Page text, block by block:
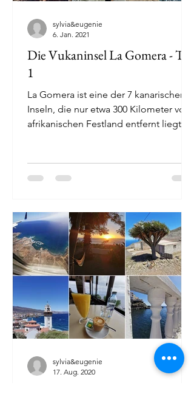
Die Vukaninsel La Gomera - Teil
1
La Gomera ist eine der 7 kanarischen
Inseln, die nur etwa 300 Kilometer vom
afrikanischen Festland entfernt liegt
sylvia&eugenie
6. Jan. 2021
sylvia&eugenie
17. Aug. 2020